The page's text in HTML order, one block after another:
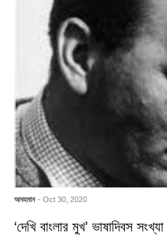
আবহমান - Oct 30, 2020
‘দেখি বাংলার মুখ’ ভাষাদিবস সংখ্যা